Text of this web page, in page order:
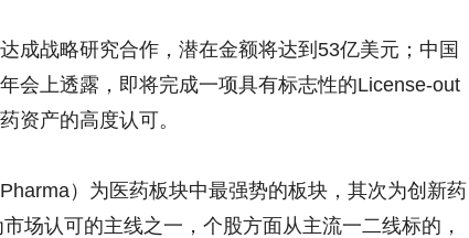
成战略研究合作，潜在金额将达到53亿美元；中国
会上透露，即将完成一项具有标志性的License-out
资产的高度认可。
）为医药板块中最强势的板块，其次为创新药
场认可的主线之一，个股方面从主流一二线标的，